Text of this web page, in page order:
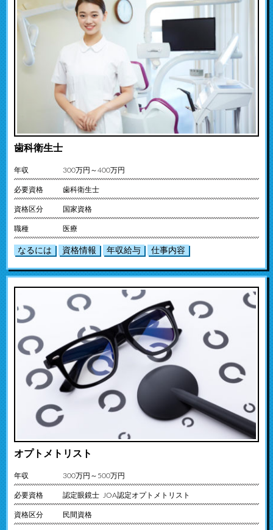
歯科衛生士
年収 300万円～400万円
必要資格 歯科衛生士
資格区分 国家資格
職種 医療
なるには 資格情報 年収給与 仕事内容
オプトメトリスト
年収 300万円～500万円
必要資格 認定眼鏡士 JOA認定オプトメトリスト
資格区分 民間資格